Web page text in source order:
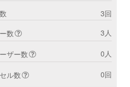
3回
数
3人
ザー数 0人
ル数 0回